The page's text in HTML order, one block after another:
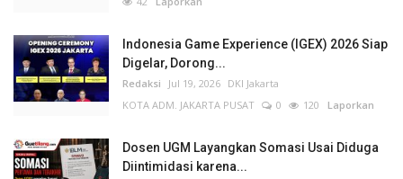
Indonesia Game Experience (IGEX) 2026 Siap
Digelar, Dorong...
Redaksi Jul 19, 2026 DKI Jakarta
KOTA ADM. JAKARTA PUSAT
0 120 Laporkan
Dosen UGM Layangkan Somasi Usai Diduga
Diintimidasi karena...